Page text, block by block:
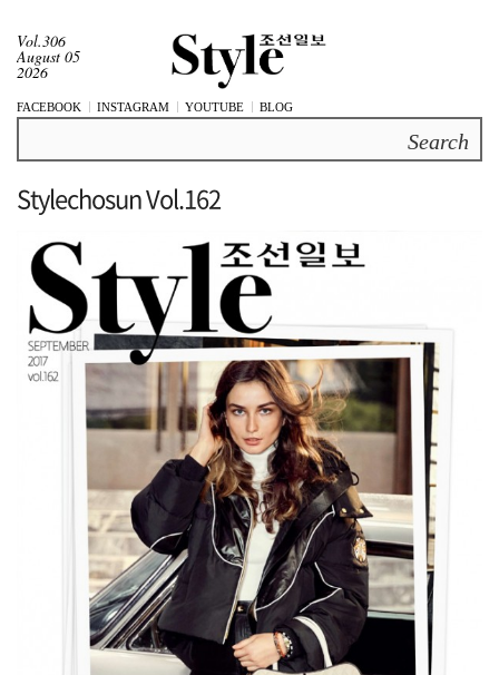
Vol.306
August 05
2026
FACEBOOK INSTAGRAM YOUTUBE BLOG
Stylechosun Vol.162